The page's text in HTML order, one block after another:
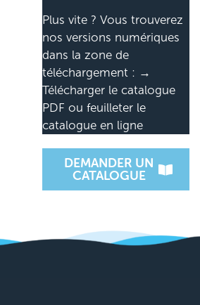
Plus vite ? Vous trouverez
nos versions numériques
dans la zone de
téléchargement : →
Télécharger le catalogue
PDF ou feuilleter le
catalogue en ligne
DEMANDER UN
CATALOGUE